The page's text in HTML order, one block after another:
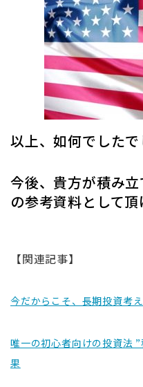
以上、如何でしたで
今後、貴方が積み
の参考資料として頂
【関連記事】
今だからこそ、長期投資考
唯一の初心者向けの投資法
果